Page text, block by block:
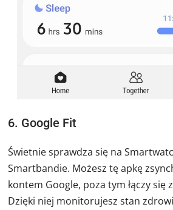
6. Google Fit
Świetnie sprawdza się na
Smartbandie. Możesz tę apkę
kontem Google, poza tym łączy się
Dzięki niej monitorujesz stan